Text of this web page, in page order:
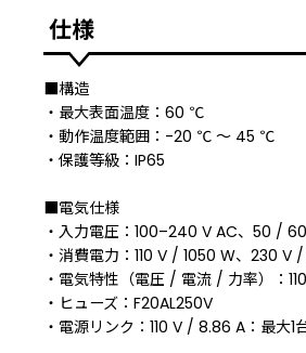
仕様
■構造
・最大表面温度：60 ℃
・動作温度範囲：-20 ℃ 〜 45 ℃
・保護等級：IP65
■電気仕様
・入力電圧：100–240 V AC、50 /
・消費電力：110 V / 1050 W、230 V
・電気特性（電圧 / 電流 / 力率）：
・ヒューズ：F20AL250V
・電源リンク：110 V / 8.86 A：最大